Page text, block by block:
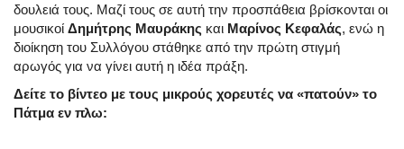
δουλειά τους. Μαζί τους σε αυτή την προσπάθεια βρίσκονται οι
μουσικοί Δημήτρης Μαυράκης και Μαρίνος Κεφαλάς, ενώ η
διοίκηση του Συλλόγου στάθηκε από την πρώτη στιγμή
αρωγός για να γίνει αυτή η ιδέα πράξη.
Δείτε το βίντεο με τους μικρούς χορευτές να «πατούν» το
Πάτμα εν πλω: